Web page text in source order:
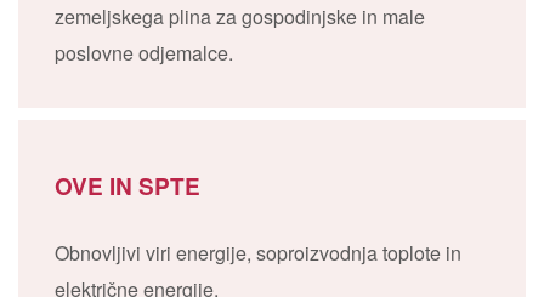
zemeljskega plina za gospodinjske in male
poslovne odjemalce.
OVE IN SPTE
Obnovljivi viri energije, soproizvodnja toplote in
električne energije.